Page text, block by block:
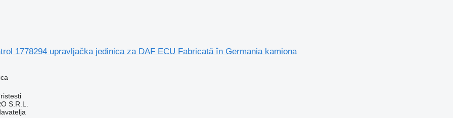
1778294 upravljačka jedinica za DAF ECU Fabricată în Germania kamiona
S.R.L.